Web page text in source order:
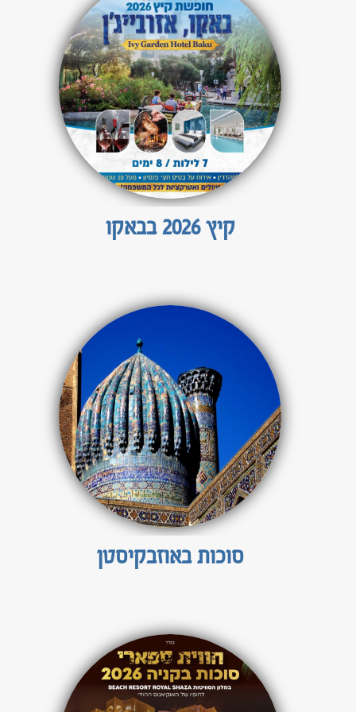
טיולים מאורגנים לדרום אמריקה
ברזיל וארגנטינה
טיול לדרום אמריקה 22 יום
טיולים מאורגנים למרכז אמריקה
קובה, קוסטה ריקה וגואטמלה
טיולים מאורגנים לצפון אמריקה
קיץ 2026 בבאקו
סוכות באוזבקיסטן